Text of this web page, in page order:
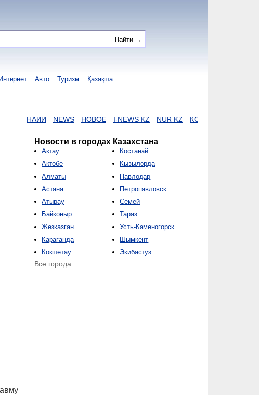
Интернет Авто Туризм Қазақша
НАИИ NEWS НОВОЕ I-NEWS KZ NUR KZ КОРОНАВИРУС
Новости в городах Казахстана
Актау
Актобе
Алматы
Астана
Атырау
Байконыр
Жезказган
Караганда
Кокшетау
Костанай
Кызылорда
Павлодар
Петропавловск
Семей
Тараз
Усть-Каменогорск
Шымкент
Экибастуз
Все города